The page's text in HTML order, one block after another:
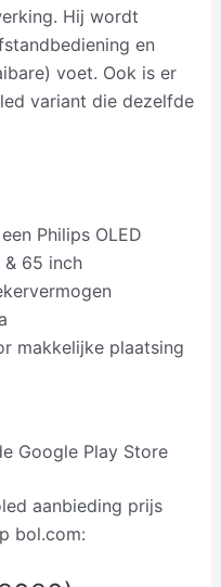
Hij wordt
en
voet. Ook is er
variant die dezelfde
Philips OLED
65 inch
makkelijke plaatsing
Google Play Store
aanbieding prijs
bol.com: